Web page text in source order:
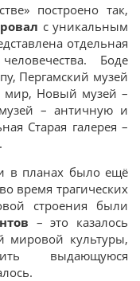
построено так,
с уникальным
отдельная
Боде
Пергамский музей
мир, Новый музей –
– античную и
Старая галерея –
и в планах было ещё
время трагических
строения были
– это казалось
мировой культуры,
выдающуюся